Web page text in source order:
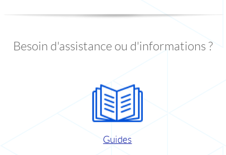
Besoin d'assistance ou d'informations ?
Guides